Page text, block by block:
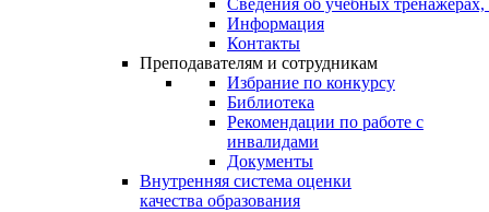
Сведения об учебных тренажерах,
Информация
Контакты
Преподавателям и сотрудникам
Избрание по конкурсу
Библиотека
Рекомендации по работе с
инвалидами
Документы
Внутренняя система оценки
качества образования